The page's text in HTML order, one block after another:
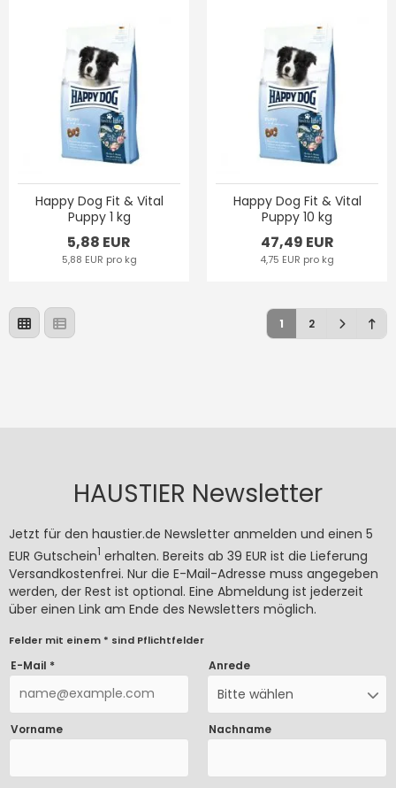
Happy Dog Fit & Vital
Puppy 1 kg
5,88 EUR
5,88 EUR pro kg
Happy Dog Fit & Vital
Puppy 10 kg
47,49 EUR
4,75 EUR pro kg
1 2
HAUSTIER Newsletter
Jetzt für den haustier.de Newsletter anmelden und einen 5
EUR Gutschein1 erhalten. Bereits ab 39 EUR ist die Lieferung
Versandkostenfrei. Nur die E-Mail-Adresse muss angegeben
werden, der Rest ist optional. Eine Abmeldung ist jederzeit
über einen Link am Ende des Newsletters möglich.
Felder mit einem * sind Pflichtfelder
E-Mail * Anrede
Bitte wählen
Vorname Nachname